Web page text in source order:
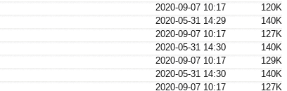
2020-09-07 10:17
120K
2020-05-31 14:29
140K
2020-09-07 10:17
127K
2020-05-31 14:30
140K
2020-09-07 10:17
129K
2020-05-31 14:30
140K
2020-09-07 10:17
127K